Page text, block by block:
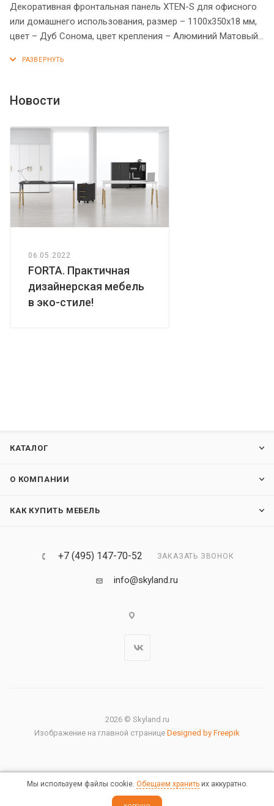
Декоративная фронтальная панель XTEN-S для офисного
или домашнего использования, размер – 1100х350х18 мм,
цвет – Дуб Сонома, цвет крепления – Алюминий Матовый.
кронштейны. Надежная защита торцов всех элементов -
Новости
06.05.2022
FORTA. Практичная
дизайнерская мебель
в эко-стиле!
КАТАЛОГ
О КОМПАНИИ
КАК КУПИТЬ МЕБЕЛЬ
+7 (495) 147-70-52 ЗАКАЗАТЬ ЗВОНОК
info@skyland.ru
2026 © Skyland.ru
Изображение на главной странице Designed by Freepik
Правовая информация
Мы используем файлы cookie. Обещаем хранитьих аккуратно.